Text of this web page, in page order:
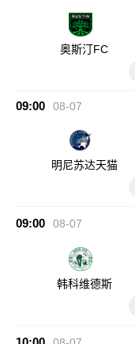
奥斯汀FC
09:00 08-07
明尼苏达天猫
09:00 08-07
韩科维德斯